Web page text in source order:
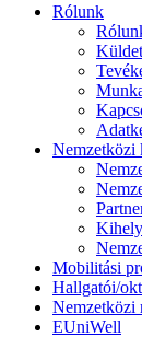
Rólunk
Nemzetközi
Mobilitási
Hallgatói/
Nemzetközi
EUniWell